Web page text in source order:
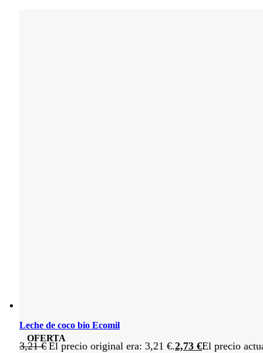
OFERTA
Leche de coco bio Ecomil
3,21€ El precio original era: 3,21 €.2,73 €El precio